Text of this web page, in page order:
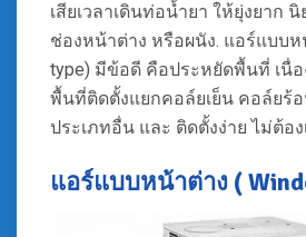
เสียเวลาเดินท่อน้ำยา ให้ยุ่งยาก
ช่องหน้าต่าง หรือผนัง. แอร์แบบห
type) มีข้อดี คือประหยัดพื้นที่ เนื่อ
พื้นที่ติดตั้งแยกคอล์ยเย็น คอล์ยร้
ประเภทอื่น และ ติดตั้งง่าย ไม่ต้อ
แอร์แบบหน้าต่าง (